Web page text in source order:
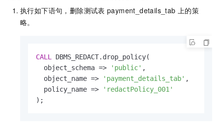
执行如下语句，删除测试表 payment_details_tab 上的策
略。
CALL
DBMS_REDACT.drop_policy(
  object_schema
=> 'public' ,
  object_name
=> 'payment_details_tab' ,
  policy_name
=>
'redactPolicy_001'
);